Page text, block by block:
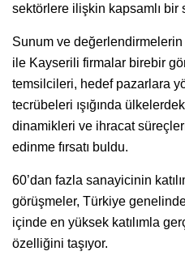
sektörlere ilişkin kapsamlı bir
Sunum ve
ile Kayserili firmalar birebir
temsilcileri, hedef pazarlara
tecrübeleri ışığında
dinamikleri ve ihracat
edinme fırsatı buldu.
60’dan fazla sanayicinin
görüşmeler, Türkiye
içinde en yüksek katılımla
özelliğini taşıyor.